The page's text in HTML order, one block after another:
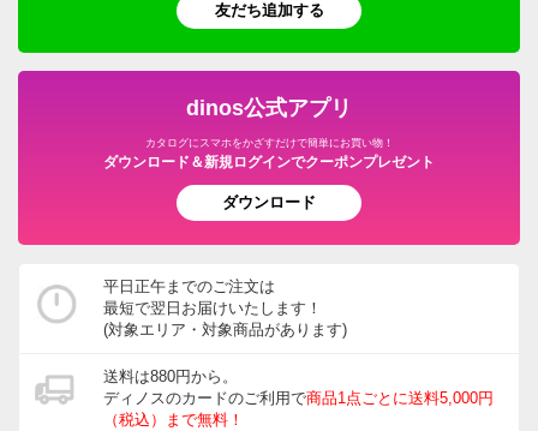
友だち追加する
dinos公式アプリ
カタログにスマホをかざすだけで簡単にお買い物！
ダウンロード＆新規ログインでクーポンプレゼント
ダウンロード
平日正午までのご注文は
最短で翌日お届けいたします！
(対象エリア・対象商品があります)
送料は880円から。
ディノスのカードのご利用で商品1点ごとに送料5,000円
（税込）まで無料！